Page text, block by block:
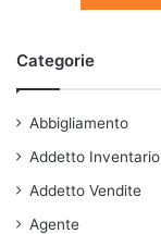
Categorie
Abbigliamento
Addetto Inventario
Addetto Vendite
Agente